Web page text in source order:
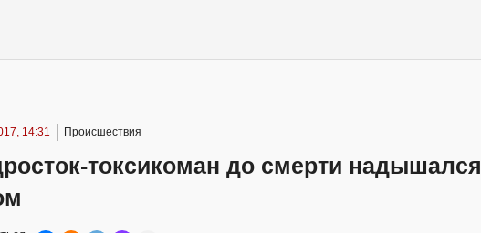
14:31 Происшествия
токсикоман до смерти надышался